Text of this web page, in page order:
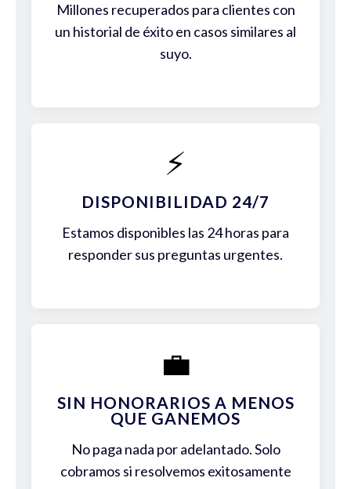
Millones recuperados para clientes con
un historial de éxito en casos similares al
suyo.
⚡
DISPONIBILIDAD 24/7
Estamos disponibles las 24 horas para
responder sus preguntas urgentes.
💼
SIN HONORARIOS A MENOS
QUE GANEMOS
No paga nada por adelantado. Solo
cobramos si resolvemos exitosamente